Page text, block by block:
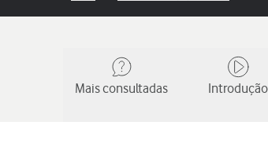
Mais consultadas Introdução